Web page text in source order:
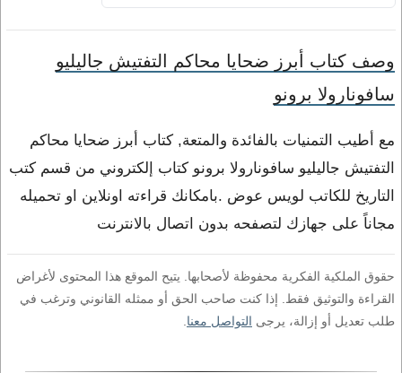
وصف كتاب أبرز ضحايا محاكم التفتيش جاليليو
سافونارولا برونو
مع أطيب التمنيات بالفائدة والمتعة, كتاب أبرز ضحايا محاكم
التفتيش جاليليو سافونارولا برونو كتاب إلكتروني من قسم كتب
التاريخ للكاتب لويس عوض .بامكانك قراءته اونلاين او تحميله
مجاناً على جهازك لتصفحه بدون اتصال بالانترنت
حقوق الملكية الفكرية محفوظة لأصحابها. يتيح الموقع هذا المحتوى لأغراض
القراءة والتوثيق فقط. إذا كنت صاحب الحق أو ممثله القانوني وترغب في
طلب تعديل أو إزالة، يرجى التواصل معنا